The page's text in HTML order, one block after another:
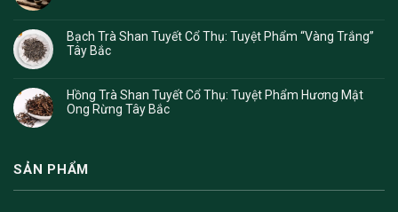
Bạch Trà Shan Tuyết Cổ Thụ: Tuyệt Phẩm “Vàng Trắng”
Tây Bắc
Hồng Trà Shan Tuyết Cổ Thụ: Tuyệt Phẩm Hương Mật
Ong Rừng Tây Bắc
SẢN PHẨM